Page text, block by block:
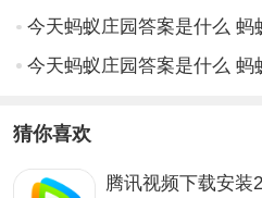
今天蚂蚁庄园答案是什么 蚂
今天蚂蚁庄园答案是什么 蚂
猜你喜欢
腾讯视频下载安装